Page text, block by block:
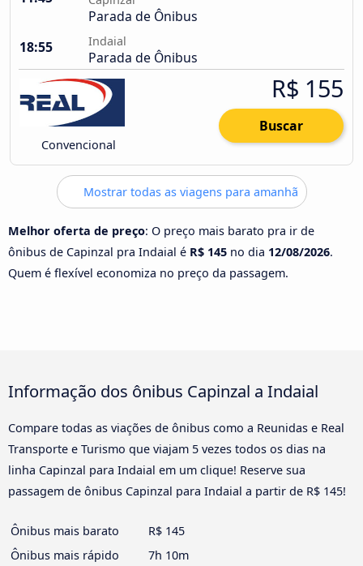
Parada de Ônibus
18:55
Indaial
Parada de Ônibus
Convencional
R$ 155
Buscar
Mostrar todas as viagens para amanhã
Melhor oferta de preço: O preço mais barato pra ir de
ônibus de Capinzal pra Indaial é R$ 145 no dia 12/08/2026.
Quem é flexível economiza no preço da passagem.
Informação dos ônibus Capinzal a Indaial
Compare todas as viações de ônibus como a Reunidas e Real
Transporte e Turismo que viajam 5 vezes todos os dias na
linha Capinzal para Indaial em um clique! Reserve sua
passagem de ônibus Capinzal para Indaial a partir de R$ 145!
Ônibus mais barato
R$ 145
Ônibus mais rápido
7h 10m